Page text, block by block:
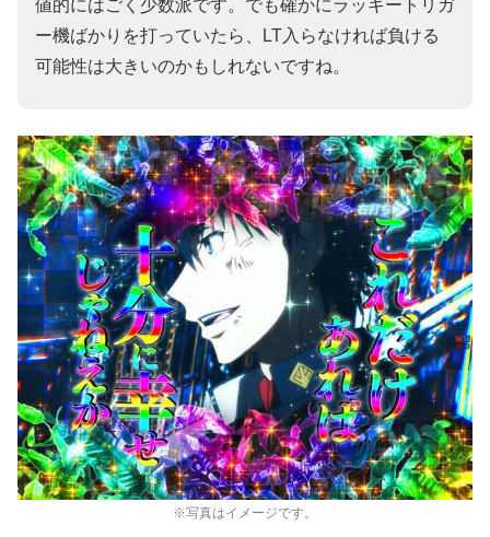
値的にはごく少数派です。でも確かにラッキートリガ
ー機ばかりを打っていたら、LT入らなければ負ける
可能性は大きいのかもしれないですね。
※写真はイメージです。